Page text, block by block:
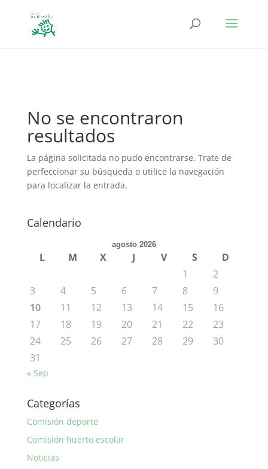
No se encontraron
resultados
La página solicitada no pudo encontrarse. Trate de
perfeccionar su búsqueda o utilice la navegación
para localizar la entrada.
Calendario
agosto 2026
L M X J V S
D
1
2
3
4 5 6 7 8
9
10
11 12 13 14 15
16
17
18 19 20 21 22
23
24
25 26 27 28 29
30
31
« Sep
Categorías
Comisión deporte
Comisión huerto escolar
Noticias